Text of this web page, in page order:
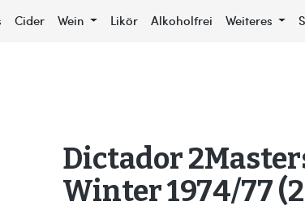
Cider Wein Likör Alkoholfrei Weiteres
Dictador
Winter 1974/77